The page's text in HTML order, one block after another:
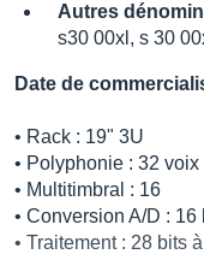
Autres
s30 00xl, s 30
Date de
• Rack : 19" 3U
• Polyphonie : 32 voix
• Multitimbral : 16
• Conversion A/D :
• Traitement : 28 bits